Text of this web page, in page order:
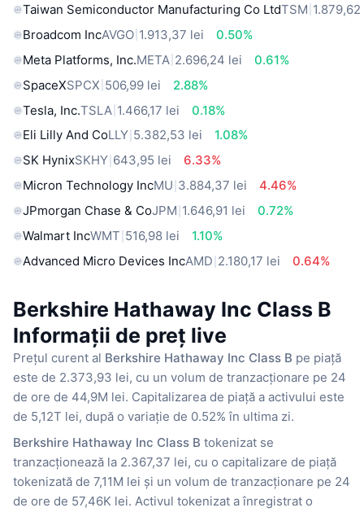
Taiwan Semiconductor Manufacturing Co LtdTSM
Broadcom IncAVGO 1.913,37 lei
0.50%
Meta Platforms, Inc.META 2.696,24 lei
0.61%
SpaceXSPCX 506,99 lei
2.88%
Tesla, Inc.TSLA 1.466,17 lei
0.18%
Eli Lilly And CoLLY 5.382,53 lei
1.08%
SK HynixSKHY 643,95 lei
6.33%
Micron Technology IncMU 3.884,37 lei
4.46%
JPmorgan Chase & CoJPM 1.646,91 lei
0.72%
Walmart IncWMT 516,98 lei
1.10%
Advanced Micro Devices IncAMD 2.180,17 lei 0.64%
Berkshire Hathaway Inc Class B
Informații de preț live
Prețul curent al Berkshire Hathaway Inc Class B pe piață
este de 2.373,93 lei, cu un volum de tranzacționare pe 24
de ore de 44,9M lei. Capitalizarea de piață a activului este
de 5,12T lei, după o variație de 0.52% în ultima zi.
Berkshire Hathaway Inc Class B tokenizat se
tranzacționează la 2.367,37 lei, cu o capitalizare de piață
tokenizată de 7,11M lei și un volum de tranzacționare pe 24
de ore de 57,46K lei. Activul tokenizat a înregistrat o